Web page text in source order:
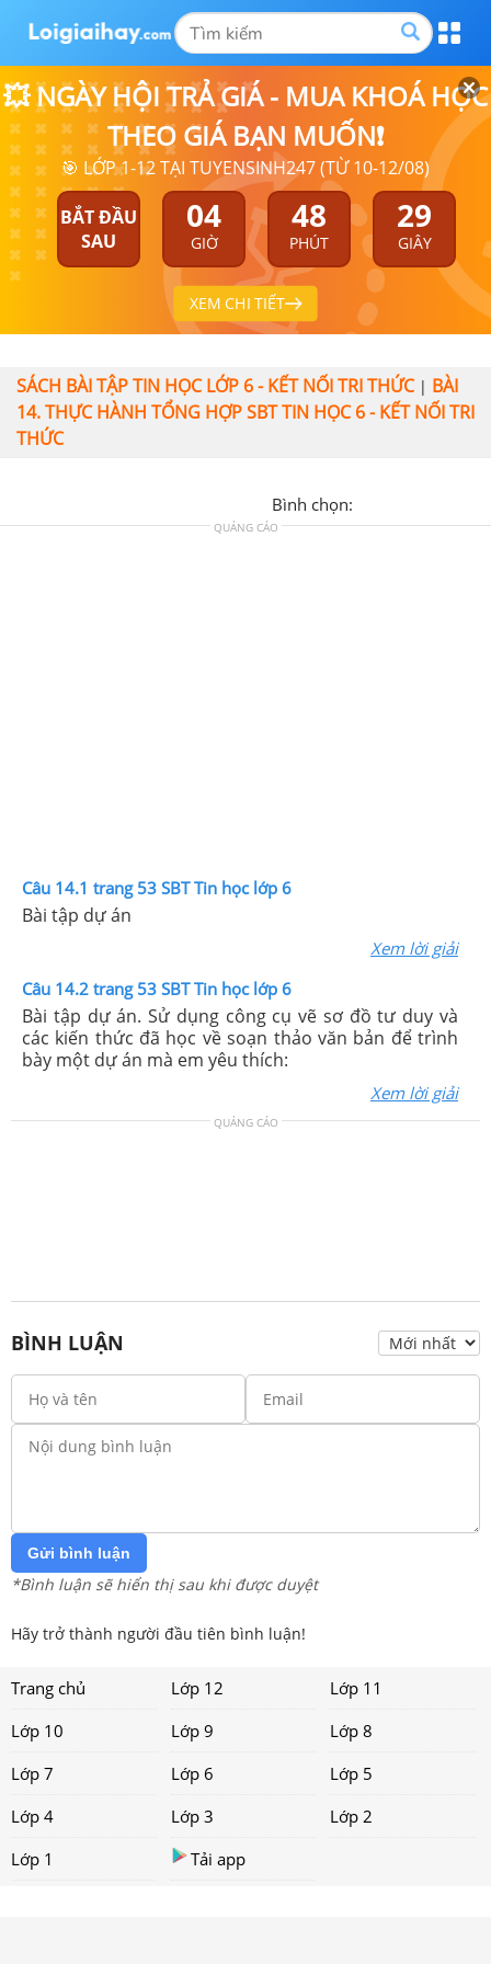
💥 NGÀY HỘI TRẢ GIÁ - MUA KHOÁ HỌC
THEO GIÁ BẠN MUỐN❗
🎯 LỚP 1-12 TẠI TUYENSINH247 (TỪ 10-12/08)
BẮT ĐẦU
SAU
04
GIỜ
48
PHÚT
29
GIÂY
XEM CHI TIẾT
SÁCH BÀI TẬP TIN HỌC LỚP 6 - KẾT NỐI TRI THỨC| BÀI
14. THỰC HÀNH TỔNG HỢP SBT TIN HỌC 6 - KẾT NỐI TRI
THỨC
Bình chọn:
QUẢNG CÁO
Câu 14.1 trang 53 SBT Tin học lớp 6
Bài tập dự án
Xem lời giải
Câu 14.2 trang 53 SBT Tin học lớp 6
Bài tập dự án. Sử dụng công cụ vẽ sơ đồ tư duy và
các kiến thức đã học về soạn thảo văn bản để trình
bày một dự án mà em yêu thích:
Xem lời giải
QUẢNG CÁO
BÌNH LUẬN
Gửi bình luận
*Bình luận sẽ hiển thị sau khi được duyệt
Hãy trở thành người đầu tiên bình luận!
Trang chủ Lớp 12
Lớp 11
Lớp 10
Lớp 9
Lớp 8
Lớp 7
Lớp 6
Lớp 5
Lớp 4
Lớp 3
Lớp 2
Lớp 1
Tải app